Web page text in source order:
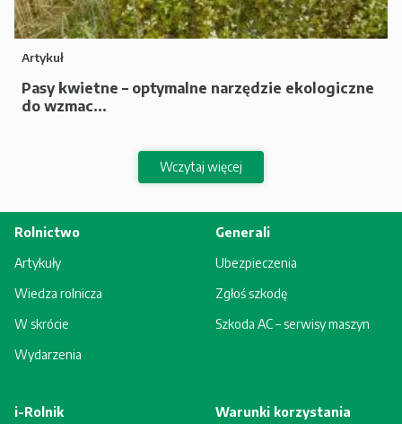
Artykuł
Pasy kwietne – optymalne narzędzie ekologiczne
do wzmac...
Wczytaj więcej
Rolnictwo
Artykuły
Wiedza rolnicza
W skrócie
Wydarzenia
Generali
Ubezpieczenia
Zgłoś szkodę
Szkoda AC – serwisy maszyn
i-Rolnik Warunki korzystania